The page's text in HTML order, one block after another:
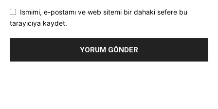
Ismimi, e-postamı ve web sitemi bir dahaki sefere bu
tarayıcıya kaydet.